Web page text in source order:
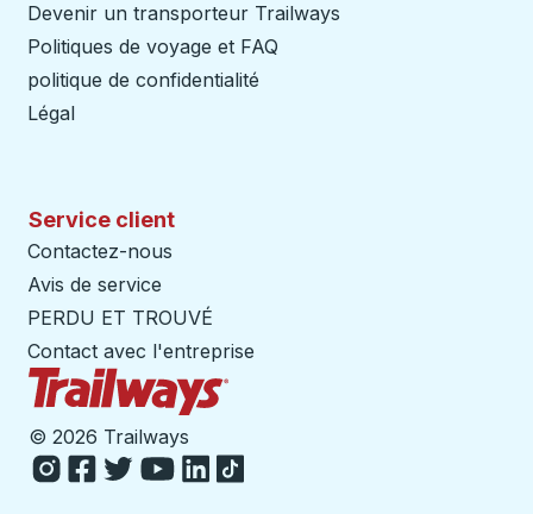
Devenir un transporteur Trailways
Politiques de voyage et FAQ
politique de confidentialité
Légal
Service client
Contactez-nous
Avis de service
PERDU ET TROUVÉ
Contact avec l'entreprise
© 2026 Trailways